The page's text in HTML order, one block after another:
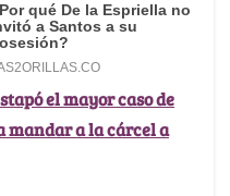
el mayor caso de
mandar a la cárcel a